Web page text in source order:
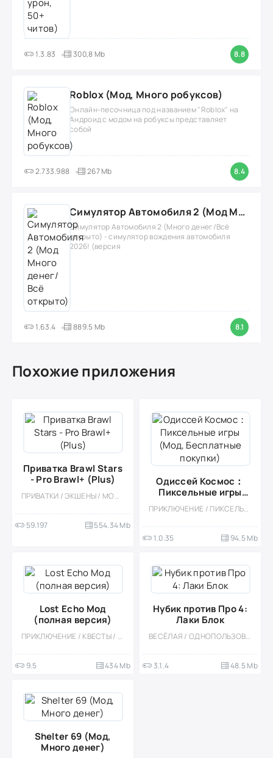
1.3.83 300,8 Mb 8.8
Roblox (Мод, Много робуксов)
Онлайн-песочница под названием "Roblox" на
Андроид с модом на робуксы представляет
собой
2.733.988 267 Mb 8.4
Симулятор Автомобиля 2 (Мод Много денег/Всё открыто)
Симулятор Автомобиля 2 (Много денег/Всё
открыто) - симулятор вождения автомобиля
2026! (версия
1.63.4 889.5 Mb 8.1
Похожие приложения
Приватка Brawl Stars
- Pro Brawl+ (Plus)
ПРИВАТКИ / ЭКШЕНЫ / МОД / СТИЛИЗАЦИЯ
59.197 554.34 Mb
Одиссей Космос：
Пиксельные игры
(Мод, Бесплатные
покупки)
ПРИКЛЮЧЕНИЕ / ПИКСЕЛЬНАЯ / КАЗУАЛЬНЫЕ / СТИЛИЗАЦИЯ / ОДНОПОЛЬЗОВАТЕЛЬСКИЕ / ОФЛАЙН / МОД / ВСТРОЕННЫЙ КЕШ / КВЕСТЫ / НАУЧНАЯ ФАНТАСТИКА / ВИД СБОКУ / ГОЛОВОЛОМКИ / МАЛЕНЬКАЯ / РЕТРО / POINT & CLICK / ВЕСЁЛАЯ / КОСМОС
1.0.35 94.5 Mb
Lost Echo Мод
(полная версия)
ПРИКЛЮЧЕНИЕ / КВЕСТЫ / ОДНОПОЛЬЗОВАТЕЛЬСКИЕ / СТИЛИЗАЦИЯ / ОФЛАЙН / ГОЛОВОЛОМКИ / ВСТРОЕННЫЙ КЕШ
9.5 434 Mb
Нубик против Про 4:
Лаки Блок
ВЕСЁЛАЯ / ОДНОПОЛЬЗОВАТЕЛЬСКИЕ / КАЗУАЛЬНЫЕ / СТИЛИЗАЦИЯ / ПИКСЕЛЬНАЯ / ОФЛАЙН / ДЛЯ ДЕТЕЙ / СЛЭШЕР / ПЛАТФОРМЕРЫ / ВОКСЕЛЬНАЯ
3.1.4 48.5 Mb
Shelter 69 (Мод,
Много денег)